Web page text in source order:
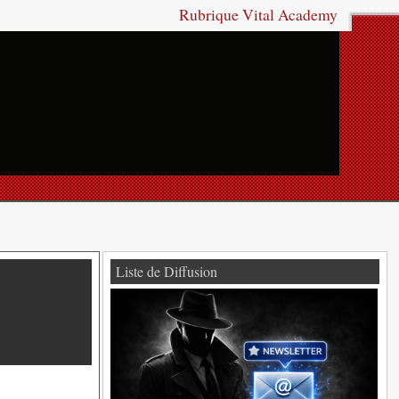
Rubrique Vital Academy
Liste de Diffusion